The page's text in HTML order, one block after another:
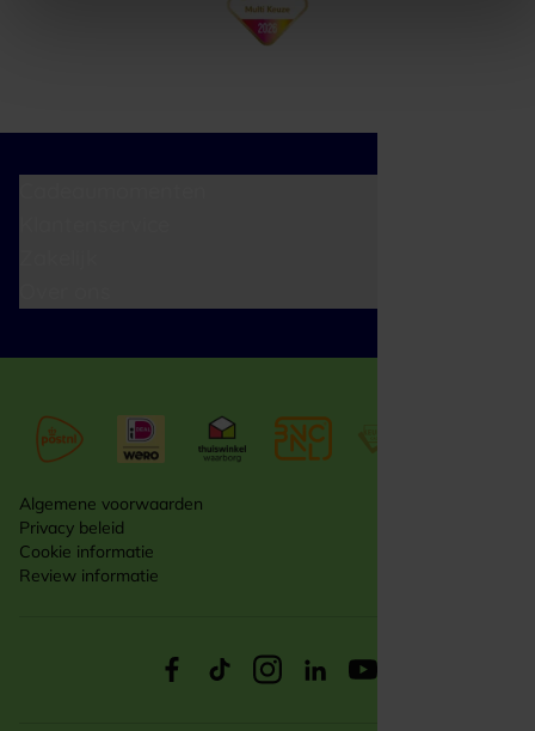
Algemene voorwaarden
Privacy beleid
Cookie informatie
Review informatie